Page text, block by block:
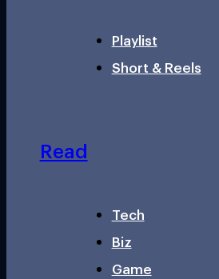
Playlist
Short & Reels
Read
Tech
Biz
Game